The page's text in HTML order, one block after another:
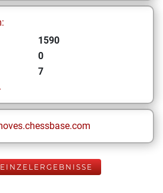
1590
0
7
EINZELERGEBNISSE